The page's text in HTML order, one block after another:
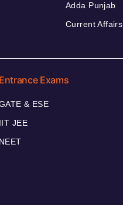
Adda Punjab
Current Affairs
Entrance Exams
& ESE
IIT JEE
NEET